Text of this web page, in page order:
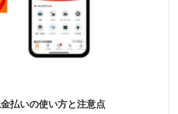
払いの使い方と注意点